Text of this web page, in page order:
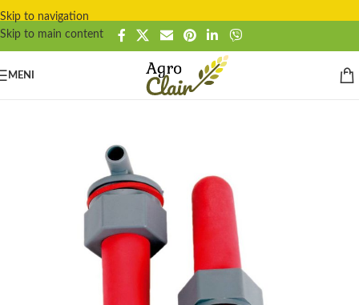
Skip to navigation
Skip to main content
MENI